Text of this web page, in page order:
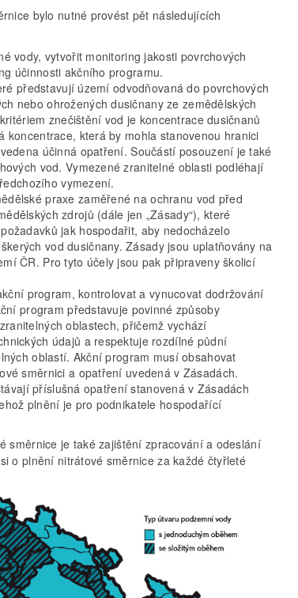
bylo nutné provést pět následujících
vody, vytvořit monitoring jakosti povrchových
účinnosti akčního programu.
představují území odvodňovaná do povrchových
nebo ohrožených dusičnany ze zemědělských
znečištění vod je koncentrace dusičnanů
koncentrace, která by mohla stanovenou hranici
účinná opatření. Součástí posouzení je také
vod. Vymezené zranitelné oblasti podléhají
vymezení.
praxe zaměřené na ochranu vod před
zdrojů (dále jen „Zásady“), které
jak hospodařit, aby nedocházelo
vod dusičnany. Zásady jsou uplatňovány na
ČR. Pro tyto účely jsou pak připraveny školicí
program, kontrolovat a vynucovat dodržování
program představuje povinné způsoby
oblastech, přičemž vychází
údajů a respektuje rozdílné půdní
oblastí. Akční program musí obsahovat
směrnici a opatření uvedená v Zásadách.
příslušná opatření stanovená v Zásadách
plnění je pro podnikatele hospodařící
směrnice je také zajištění zpracování a odeslání
o plnění nitrátové směrnice za každé čtyřleté